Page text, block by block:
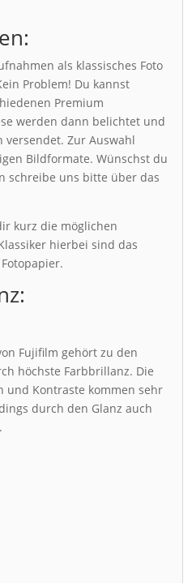
als klassisches Foto
Problem! Du kannst
Premium
werden dann belichtet und
Zur Auswahl
Bildformate. Wünschst du
schreibe uns bitte über das
kurz die möglichen
hierbei sind das
Fujifilm gehört zu den
höchste Farbbrillanz. Die
und Kontraste kommen sehr
durch den Glanz auch